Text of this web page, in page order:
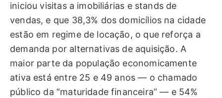
iniciou visitas a imobiliárias e stands de
vendas, e que 38,3% dos domicílios na cidade
estão em regime de locação, o que reforça a
demanda por alternativas de aquisição. A
maior parte da população economicamente
ativa está entre 25 e 49 anos — o chamado
público da “maturidade financeira” — e 54%